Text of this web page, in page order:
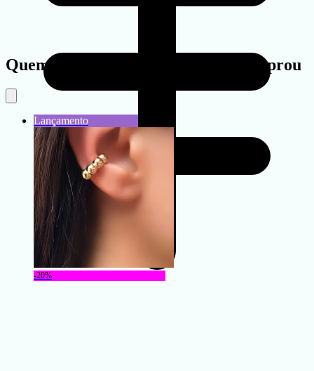
Quem viu este produto também comprou
-20%